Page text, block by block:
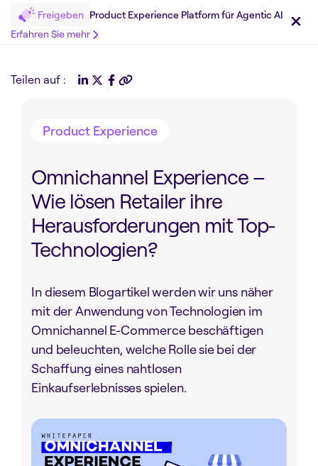
Freigeben Product Experience Platform für Agentic AI
Erfahren Sie mehr
Teilen auf :
Product Experience
Omnichannel Experience –
Wie lösen Retailer ihre
Herausforderungen mit Top-
Technologien?
In diesem Blogartikel werden wir uns näher
mit der Anwendung von Technologien im
Omnichannel E-Commerce beschäftigen
und beleuchten, welche Rolle sie bei der
Schaffung eines nahtlosen
Einkaufserlebnisses spielen.